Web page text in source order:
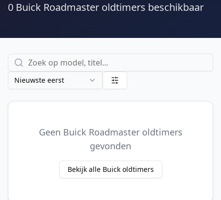
0 Buick Roadmaster oldtimers beschikbaar
Nieuwste eerst
Geen Buick Roadmaster oldtimers
gevonden
Bekijk alle Buick oldtimers